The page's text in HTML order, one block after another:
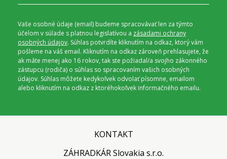
Vaše osobné údaje (email) budeme spracovávať len za týmto
účelom v súlade s platnou legislatívou a zásadami ochrany
osobných údajov. Súhlas potvrdíte kliknutím na odkaz, ktorý vám
pošleme na váš email. Kliknutím na odkaz zároveň prehlasujete, že
ak máte menej ako 16 rokov, tak ste požiadal/a svojho zákonného
zástupcu (rodiča) o súhlas so spracovaním vašich osobných
údajov. Súhlas môžete kedykoľvek odvolať písomne, emailom
alebo kliknutím na odkaz z ktoréhokoľvek informačného emailu.
KONTAKT
ZÁHRADKÁR Slovakia s.r.o.